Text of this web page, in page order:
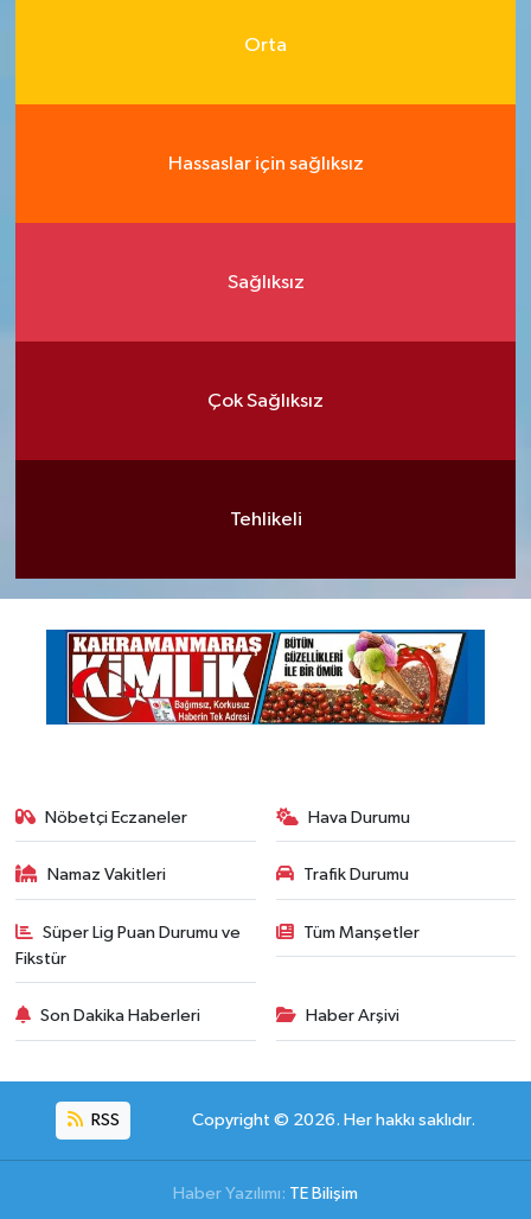
Orta
Hassaslar için sağlıksız
Sağlıksız
Çok Sağlıksız
Tehlikeli
Nöbetçi Eczaneler Hava Durumu
Namaz Vakitleri Trafik Durumu
Süper Lig Puan Durumu ve
Fikstür
Tüm Manşetler
Son Dakika Haberleri Haber Arşivi
RSS Copyright © 2026. Her hakkı saklıdır.
Haber Yazılımı: TE Bilişim